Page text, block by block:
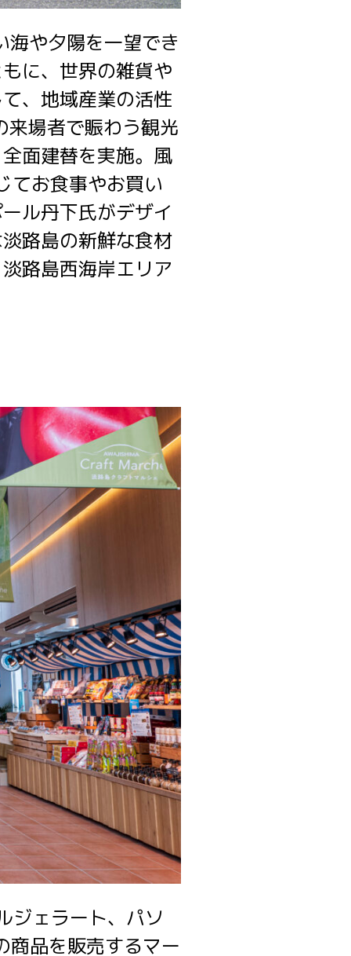
海や夕陽を一望でき
に、世界の雑貨や
、地域産業の活性
来場者で賑わう観光
面建替を実施。風
てお食事やお買い
ル丹下氏がデザイ
路島の新鮮な食材
路島西海岸エリア
ジェラート、パソ
商品を販売するマー